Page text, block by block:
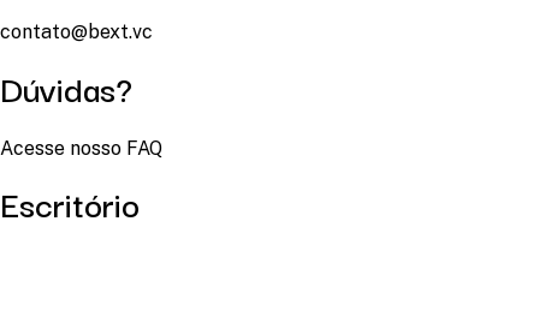
contato@bext.vc
Dúvidas?
Acesse nosso FAQ
Escritório